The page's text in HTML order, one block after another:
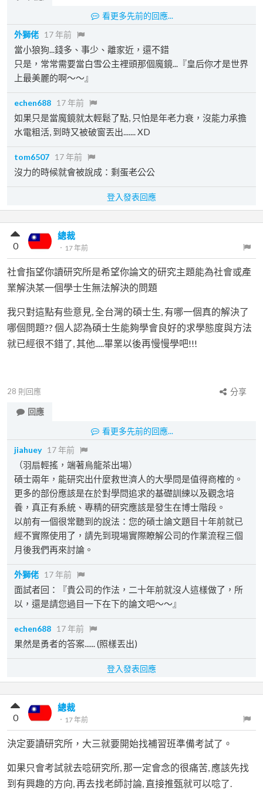
看更多先前的回應...
外獅佬 17 年前
當小狼狗...錢多、事少、離家近，還不錯
只是，常常需要當白雪公主裡頭那個魔鏡...『皇后你才是世界
上最美麗的啊～～』
echen688 17 年前
如果只是當魔鏡就太輕鬆了點, 只怕是年老力衰，沒能力承擔
水電粗活, 到時又被破窗丟出....... XD
tom6507 17 年前
沒力的時候就會被說成：剩蛋老公公
登入發表回應
總裁
． 17 年前
0
社會指望你讀研究所是希望你論文的研究主題能為社會或產
業解決某一個學士生無法解決的問題
我只對這點有些意見, 全台灣的碩士生, 有哪一個真的解決了
哪個問題?? 個人認為碩士生能夠學會良好的求學態度與方法
就已經很不錯了, 其他.....畢業以後再慢慢學吧!!!
28 則回應
分享
回應
看更多先前的回應...
jiahuey 17 年前
（羽扇輕搖，端著烏龍茶出場）
碩士兩年，能研究出什麼救世濟人的大學問是值得商榷的。
更多的部份應該是在於對學問追求的基礎訓練以及觀念培
養，真正有系統、專精的研究應該是發生在博士階段。
以前有一個很常聽到的說法：您的碩士論文題目十年前就已
經不實際使用了，請先到現場實際瞭解公司的作業流程三個
月後我們再來討論。
外獅佬 17 年前
面試者回：『貴公司的作法，二十年前就沒人這樣做了，所
以，還是請您過目一下在下的論文吧～～』
echen688 17 年前
果然是勇者的答案...... (照樣丟出)
登入發表回應
總裁
． 17 年前
0
決定要讀研究所，大三就要開始找補習班準備考試了。
如果只會考試就去唸研究所, 那一定會念的很痛苦, 應該先找
到有興趣的方向, 再去找老師討論, 直接推甄就可以唸了.